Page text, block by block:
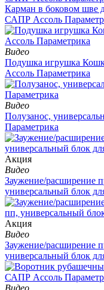
Карман в боковом шве
САПР Ассоль
Видео
Подушка игрушка
Ассоль Параметрика
Видео
Полузанос,
Параметрика
Aкция
Видео
Заужение/расширение
универсальный блок
Aкция
Видео
Заужение/расширение
универсальный блок
Видео